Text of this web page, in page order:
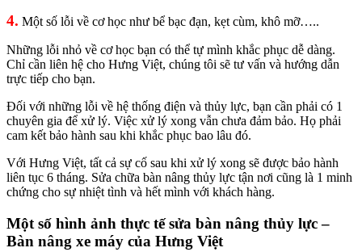
4. Một số lỗi về cơ học như bể bạc đạn, kẹt cùm, khô mỡ…..
Những lỗi nhỏ về cơ học bạn có thể tự mình khắc phục dễ dàng.
Chỉ cần liên hệ cho Hưng Việt, chúng tôi sẽ tư vấn và hướng dẫn
trực tiếp cho bạn.
Đối với những lỗi về hệ thống điện và thủy lực, bạn cần phải có 1
chuyên gia để xử lý. Việc xử lý xong vẫn chưa đảm bảo. Họ phải
cam kết bảo hành sau khi khắc phục bao lâu đó.
Với Hưng Việt, tất cả sự cố sau khi xử lý xong sẽ được bảo hành
liên tục 6 tháng. Sửa chữa bàn nâng thủy lực tận nơi cũng là 1 minh
chứng cho sự nhiệt tình và hết mình với khách hàng.
Một số hình ảnh thực tế sửa bàn nâng thủy lực –
Bàn nâng xe máy của Hưng Việt